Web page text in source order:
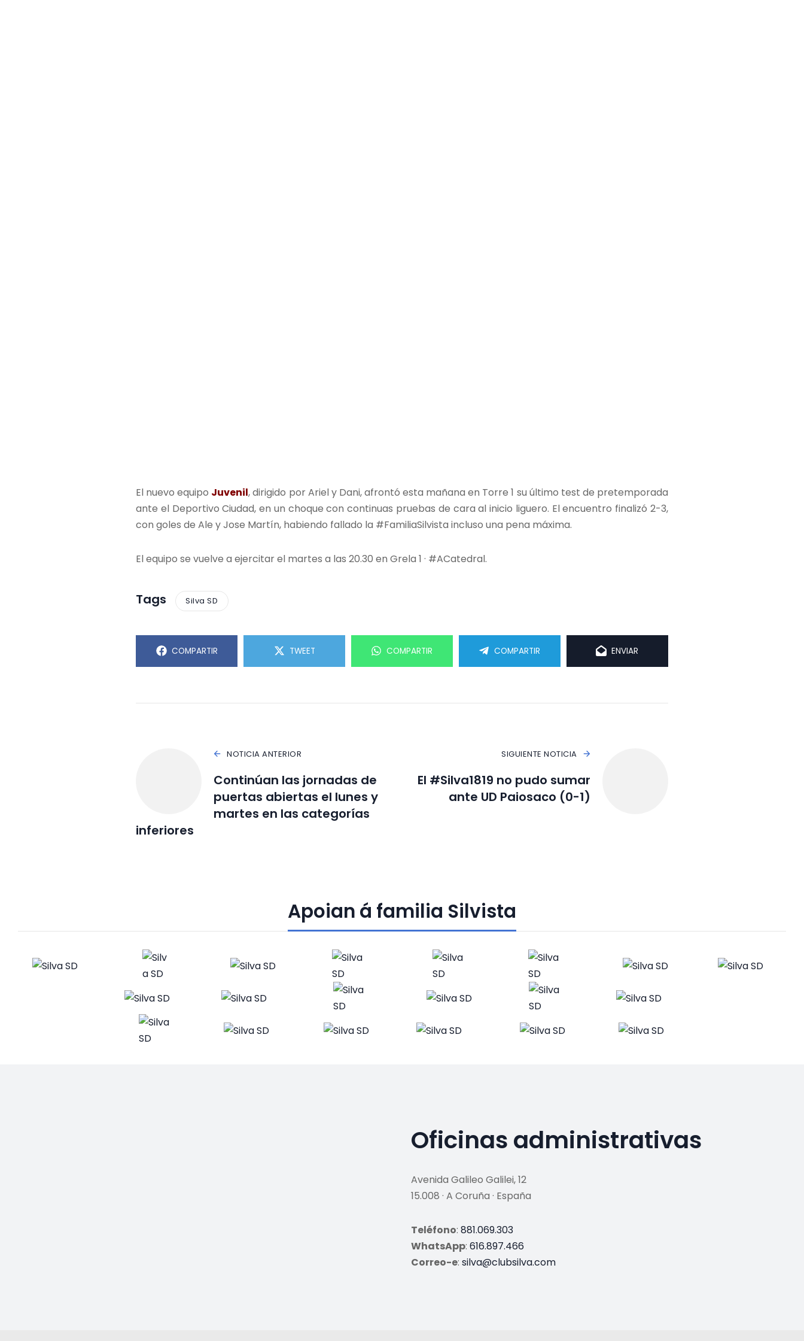
El nuevo equipo Juvenil, dirigido por Ariel y Dani, afrontó esta mañana en Torre 1 su último test de pretemporada
ante el Deportivo Ciudad, en un choque con continuas pruebas de cara al inicio liguero. El encuentro finalizó 2-3,
con goles de Ale y Jose Martín, habiendo fallado la #FamiliaSilvista incluso una pena máxima.
El equipo se vuelve a ejercitar el martes a las 20.30 en Grela 1 · #ACatedral.
Tags Silva SD
COMPARTIR TWEET COMPARTIR COMPARTIR ENVIAR
NOTICIA ANTERIOR
Continúan las jornadas de
puertas abiertas el lunes y
martes en las categorías
inferiores
SIGUIENTE NOTICIA
El #Silva1819 no pudo sumar
ante UD Paiosaco (0-1)
Apoian á familia Silvista
Oficinas administrativas
Avenida Galileo Galilei, 12
15.008 · A Coruña · España
Teléfono: 881.069.303
WhatsApp: 616.897.466
Correo-e: silva@clubsilva.com